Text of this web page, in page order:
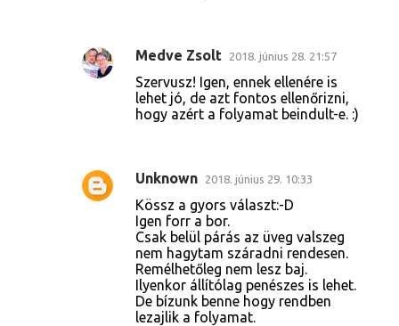
Medve Zsolt 2018. június 28. 21:57
Szervusz! Igen, ennek ellenére is
lehet jó, de azt fontos ellenőrizni,
hogy azért a folyamat beindult-e. :)
Unknown 2018. június 29. 10:33
Kössz a gyors választ:-D
Igen forr a bor.
Csak belül párás az üveg valszeg
nem hagytam száradni rendesen.
Remélhetőleg nem lesz baj.
Ilyenkor állítólag penészes is lehet.
De bízunk benne hogy rendben
lezajlik a folyamat.